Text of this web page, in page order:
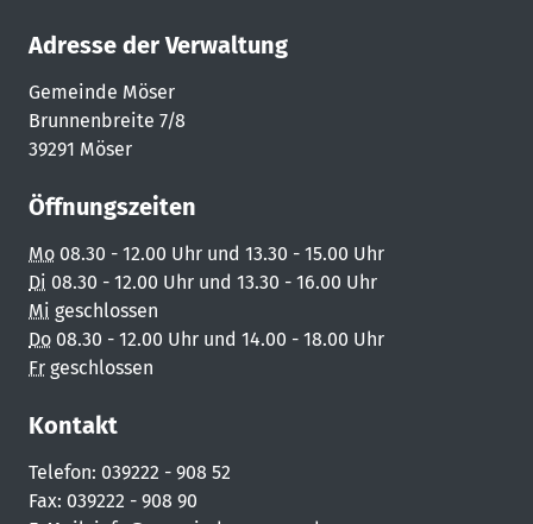
Adresse der Verwaltung
Gemeinde Möser
Brunnenbreite 7/8
39291 Möser
Öffnungszeiten
Mo 08.30 - 12.00 Uhr und 13.30 - 15.00 Uhr
Di 08.30 - 12.00 Uhr und 13.30 - 16.00 Uhr
Mi geschlossen
Do 08.30 - 12.00 Uhr und 14.00 - 18.00 Uhr
Fr geschlossen
Kontakt
Telefon: 039222 - 908 52
Fax: 039222 - 908 90